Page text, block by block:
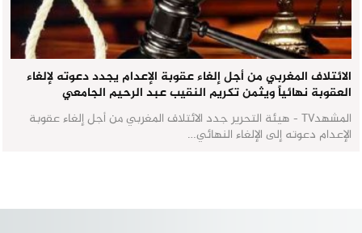
الائتلاف المغربي من أجل إلغاء عقوبة الإعدام يجدد دعوته لإلغاء
العقوبة نهائياً ويثمن تكريم النقيب عبد الرحيم الجامعي
المشهدTV - هيئة التحرير جدد الائتلاف المغربي من أجل إلغاء عقوبة
الإعدام دعوته إلى الإلغاء النهائي…